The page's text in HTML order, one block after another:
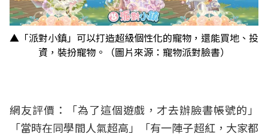
▲「派對小鎮」可以打造超級個性化的寵物，還能買地、投
資，裝扮寵物。（圖片來源：寵物派對臉書）
網友評價：「為了這個遊戲，才去辦臉書帳號的」
「當時在同學間人氣超高」「有一陣子超紅，大家都